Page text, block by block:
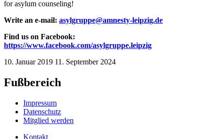
for asylum counseling!
Write an e-mail: asylgruppe@amnesty-leipzig.de
Find us on Facebook:
https://www.facebook.com/asylgruppe.leipzig
10. Januar 2019 11. September 2024
Fußbereich
Impressum
Datenschutz
Mitglied werden
Kontakt